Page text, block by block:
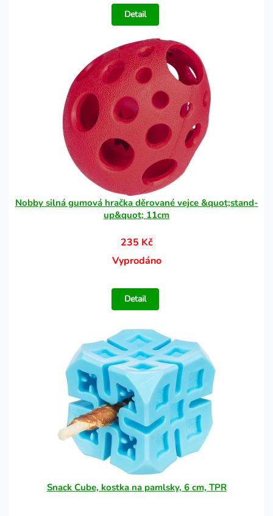
Detail
Nobby silná gumová hračka děrované vejce &quot;stand-
up&quot; 11cm
235 Kč
Vyprodáno
Detail
Snack Cube, kostka na pamlsky, 6 cm, TPR